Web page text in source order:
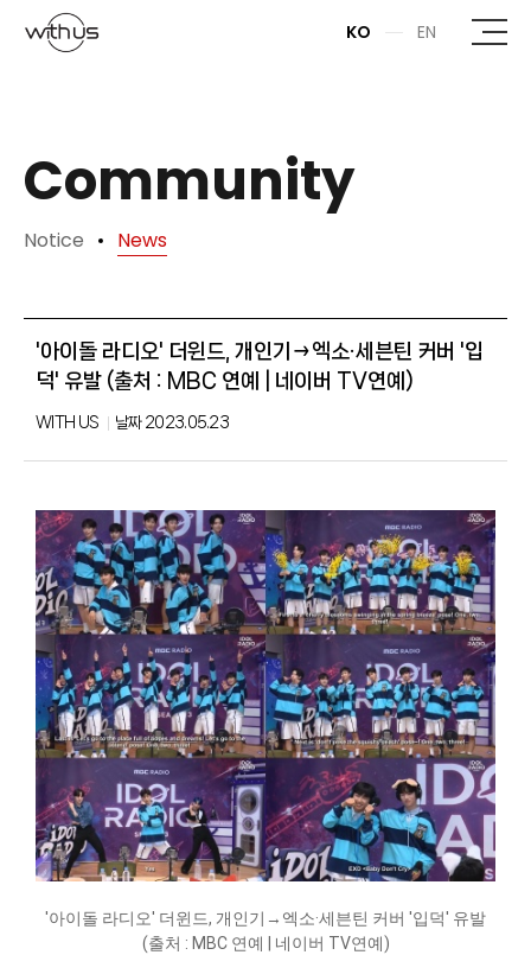
본문바로가기
KO EN
Community
Notice News
'아이돌 라디오' 더윈드, 개인기→엑소·세븐틴 커버 '입
덕' 유발 (출처 : MBC 연예 | 네이버 TV연예)
WITH US 날짜2023.05.23
'아이돌 라디오' 더윈드, 개인기→엑소·세븐틴 커버 '입덕' 유발
(출처 : MBC 연예 | 네이버 TV연예)